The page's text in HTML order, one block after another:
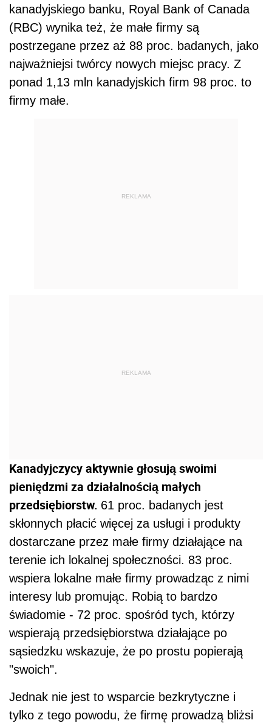
kanadyjskiego banku, Royal Bank of Canada
(RBC) wynika też, że małe firmy są
postrzegane przez aż 88 proc. badanych, jako
najważniejsi twórcy nowych miejsc pracy. Z
ponad 1,13 mln kanadyjskich firm 98 proc. to
firmy małe.
REKLAMA
REKLAMA
Kanadyjczycy aktywnie głosują swoimi
pieniędzmi za działalnością małych
przedsiębiorstw. 61 proc. badanych jest
skłonnych płacić więcej za usługi i produkty
dostarczane przez małe firmy działające na
terenie ich lokalnej społeczności. 83 proc.
wspiera lokalne małe firmy prowadząc z nimi
interesy lub promując. Robią to bardzo
świadomie - 72 proc. spośród tych, którzy
wspierają przedsiębiorstwa działające po
sąsiedzku wskazuje, że po prostu popierają
"swoich".
Jednak nie jest to wsparcie bezkrytyczne i
tylko z tego powodu, że firmę prowadzą bliżsi